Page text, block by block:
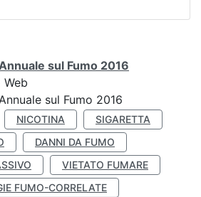
sul Fumo 2016
sul Fumo 2016
NICOTINA
SIGARETTA
DANNI DA FUMO
VIETATO FUMARE
FUMO-CORRELATE